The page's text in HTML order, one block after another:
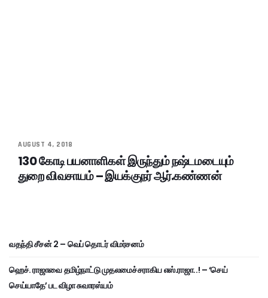
AUGUST 4, 2018
130 கோடி பயனாளிகள் இருந்தும் நஷ்டமடையும்
துறை விவசாயம் – இயக்குநர் ஆர்.கண்ணன்
வதந்தி சீசன் 2 – வெப் தொடர் விமர்சனம்
ஹெச். ராஜாவை தமிழ்நாட்டு முதலமைச்சராகிய எஸ்.ராஜா..! – ‘செய்
செய்யாதே’ பட விழா சுவாரஸ்யம்